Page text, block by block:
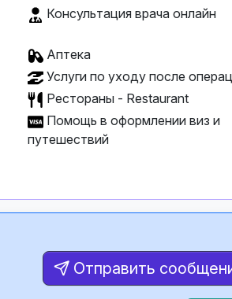
Консультация врача онлайн
Аптека
Услуги по уходу после
Рестораны - Restaurant
Помощь в оформлении виз и
путешествий
Отправить